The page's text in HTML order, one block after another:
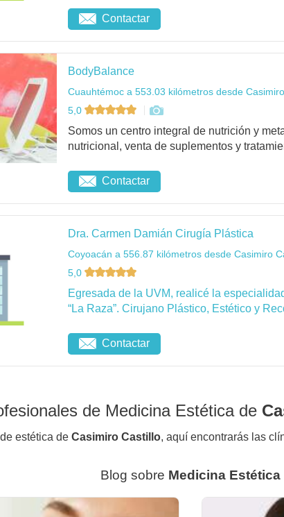
Contactar
BodyBalance
Cuauhtémoc a 553.03 kilómetros desde
5,0
Somos un centro integral de nutrición y
nutricional, venta de suplementos y
Contactar
Dra. Carmen Damián Cirugía Plástica
Coyoacán a 556.87 kilómetros desde Casimiro
5,0
Egresada de la UVM, realicé la
“La Raza”. Cirujano Plástico, Estético y
Contactar
de Medicina Estética de
estética de Casimiro Castillo, aquí encontrarás las
Blog sobre Medicina Estética